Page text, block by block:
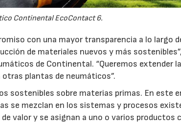
Continental EcoContact 6.
con una mayor transparencia a lo largo
de materiales nuevos y más
de Continental. “Queremos extender
plantas de neumáticos”.
sostenibles sobre materias primas. En este
se mezclan en los sistemas y procesos
valor y se asignan a uno o varios productos